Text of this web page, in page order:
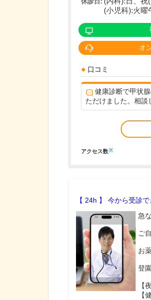
(小児科):火曜
オ
口コミ
健康診断で甲状
ただけました。相談
アクセス数※
【 24h 】 今から受診
急
ご
お
登
【
【